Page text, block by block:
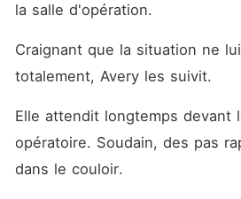
la salle d'opération.
Craignant que la situation ne
totalement, Avery les suivit.
Elle attendit longtemps devant
opératoire. Soudain, des pas
dans le couloir.